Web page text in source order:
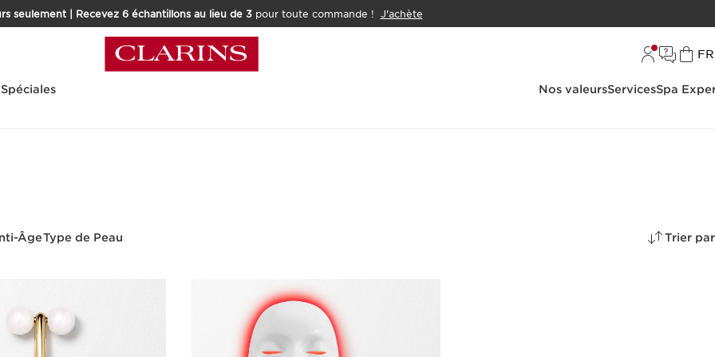
seulement | Recevez 6 échantillons au lieu de 3pour toute commande ! J'achète
FR
Nos valeursServicesSpa
ÂgeType de Peau Trier par